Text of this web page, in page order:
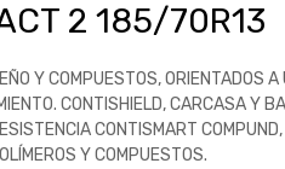
2 185/70R13
Y COMPUESTOS, ORIENTADOS A
CONTISHIELD, CARCASA Y
CONTISMART COMPUND,
Y COMPUESTOS.